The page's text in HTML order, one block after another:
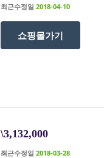
최근수정일 2018-04-10
쇼핑몰가기
\3,132,000
최근수정일 2018-03-28